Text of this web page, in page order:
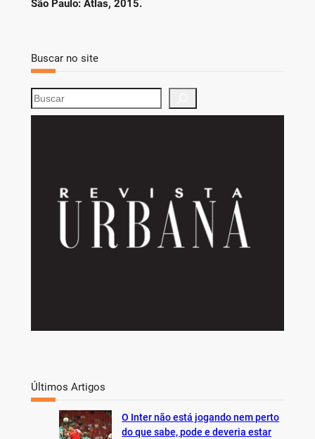
São Paulo: Atlas, 2015.
Buscar no site
S
e
Últimos Artigos
O Inter não está jogando nem perto
do que sabe, pode e deveria estar